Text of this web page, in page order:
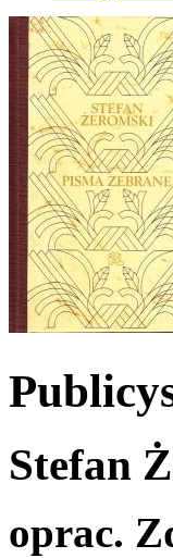
Stefan
oprac.